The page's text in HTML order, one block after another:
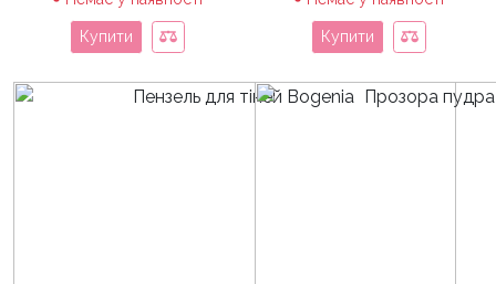
Купити Купити